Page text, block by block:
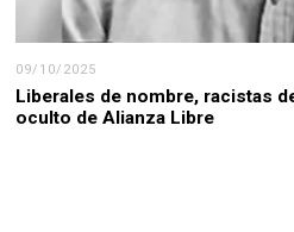
09/10/2025
Liberales de nombre, racistas
oculto de Alianza Libre